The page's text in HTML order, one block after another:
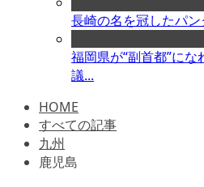
長崎の名を冠したパ
福岡県が“副首都”にな
議...
HOME
すべての記事
九州
鹿児島